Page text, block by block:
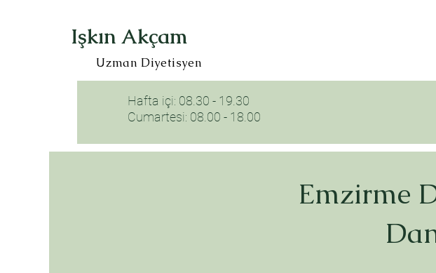
Işkın Akçam
Uzman Diyetisyen
Hafta içi: 08.30 - 19.30
Cumartesi: 08.00 - 18.00
Emzirme